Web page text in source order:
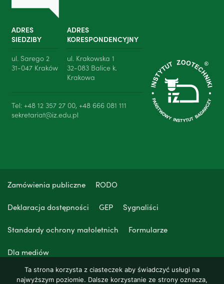
ADRES
SIEDZIBY
ul. Sarego 2
31-047 Kraków
ADRES
KORESPONDENCYJNY
ul. Krakowska 1
32-083 Balice k.
Krakowa
Tel: +48 12 357 27 00, +48 666 081 111
sekretariat@iz.edu.pl
Zamówienia publiczne RODO
Deklaracja dostępności GEP Sygnaliści
Standardy ochrony małoletnich Formularze
Dla mediów
Ta strona korzysta z ciasteczek aby świadczyć usługi na
najwyższym poziomie. Dalsze korzystanie ze strony oznacza,